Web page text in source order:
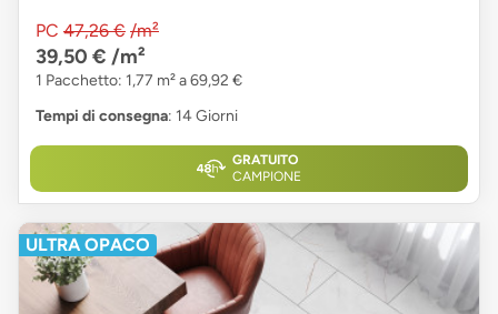
PC 47,26 € /m²
39,50 € /m²
1 Pacchetto: 1,77 m² a 69,92 €
Tempi di consegna: 14 Giorni
GRATUITO
CAMPIONE
ULTRA OPACO